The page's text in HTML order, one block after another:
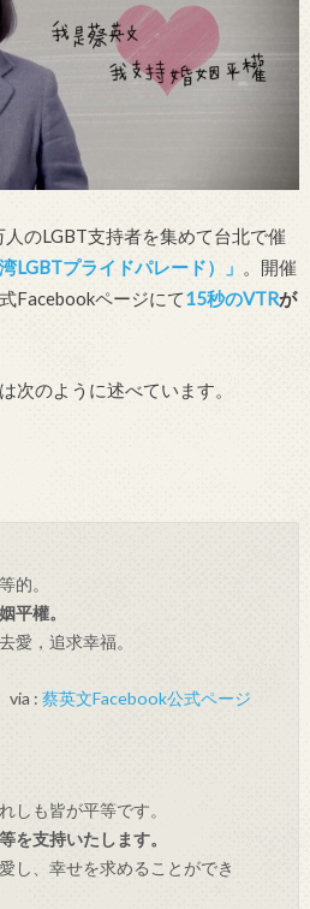
のLGBT支持者を集めて台北で催
LGBTプライドパレード）」 。開催
Facebookページにて15秒のVTRが
次のように述べています。
的。
平權。
愛，追求幸福。
via : 蔡英文Facebook公式ページ
しも皆が平等です。
を支持いたします。
し、幸せを求めることができ